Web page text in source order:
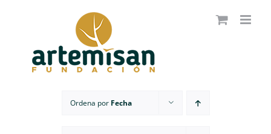
Ordena por Fecha